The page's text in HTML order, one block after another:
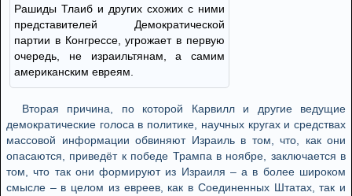
Рашиды Тлаиб и других схожих с ними
представителей Демократической
партии в Конгрессе, угрожает в первую
очередь, не израильтянам, а самим
американским евреям.
Вторая причина, по которой Карвилл и другие ведущие
демократические голоса в политике, научных кругах и средствах
массовой информации обвиняют Израиль в том, что, как они
опасаются, приведёт к победе Трампа в ноябре, заключается в
том, что так они формируют из Израиля – а в более широком
смысле – в целом из евреев, как в Соединенных Штатах, так и